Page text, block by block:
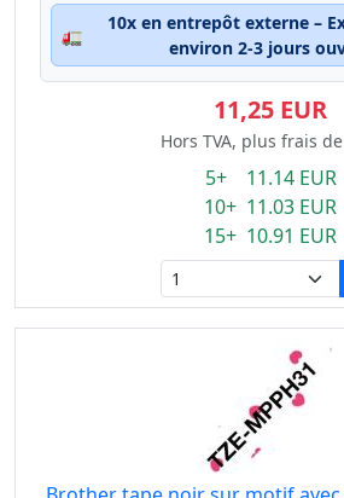
🚛
10x en entrepôt externe –
environ 2-3 jours
11,25 EUR
Hors TVA, plus frais
5+ 11.14 EUR
10+ 11.03 EUR
15+ 10.91 EUR